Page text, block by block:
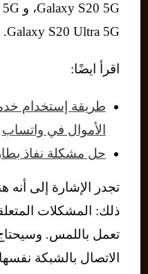
Galaxy S20 Ultra 5G.
اقرأ ايضًا:
طريقة إستخدام
الأموال في واتساب
حل مشكلة نفاذ
تجدر الإشارة إلى
ذلك: المشكلات
تعمل باللمس.
الاتصال بالشبكة